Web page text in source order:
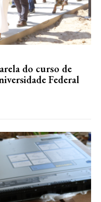
do curso de
Federal